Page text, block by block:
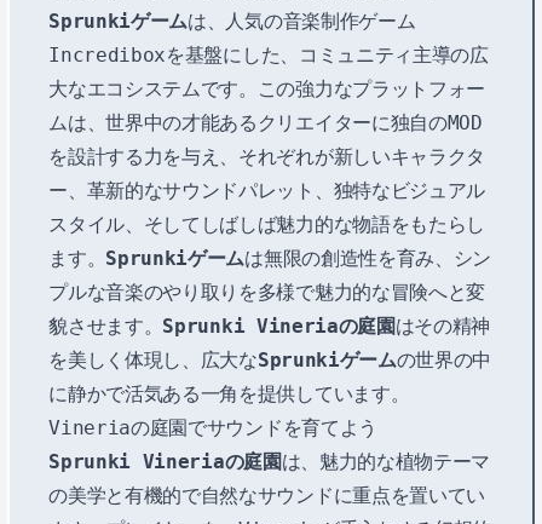
Sprunkiゲームは、人気の音楽制作ゲーム
Incrediboxを基盤にした、コミュニティ主導の広
大なエコシステムです。この強力なプラットフォー
ムは、世界中の才能あるクリエイターに独自のMOD
を設計する力を与え、それぞれが新しいキャラクタ
ー、革新的なサウンドパレット、独特なビジュアル
スタイル、そしてしばしば魅力的な物語をもたらし
ます。 Sprunkiゲームは無限の創造性を育み、シン
プルな音楽のやり取りを多様で魅力的な冒険へと変
貌させます。 Sprunki Vineriaの庭園はその精神
を美しく体現し、広大なSprunkiゲームの世界の中
に静かで活気ある一角を提供しています。
Vineriaの庭園でサウンドを育てよう
Sprunki Vineriaの庭園は、魅力的な植物テーマ
の美学と有機的で自然なサウンドに重点を置いてい